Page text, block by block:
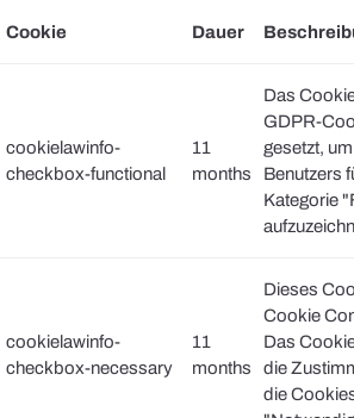
Cookie Dauer
cookielawinfo-
checkbox-functional
11
months
Das
GDPR-
gesetzt,
Benutzers
Kategorie
cookielawinfo-
checkbox-necessary
11
months
Dieses
Cookie
Das
die
die